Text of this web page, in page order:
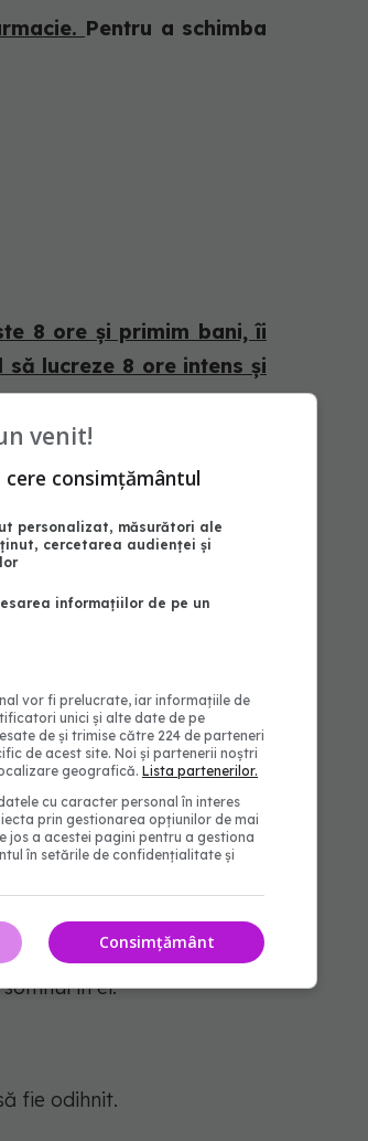
Pentru a schimba
8 ore și primim bani, îi
lucreze 8 ore intens și
naturii. Acolo avem apă,
și să trăim pentru el.
ai început să înțelegi
nu e bun de nimic.
el... Nu e bun nici de lucru,
în el.
fie odihnit.
venit!
cere consimțământul
personalizat, măsurători ale
cercetarea audienței și
informațiilor de pe un
vor fi prelucrate, iar informațiile de
unici și alte date de pe
de și trimise către 224 de parteneri
de acest site. Noi și partenerii noștri
geografică. Lista partenerilor.
cu caracter personal în interes
prin gestionarea opțiunilor de mai
jos a acestei pagini pentru a gestiona
în setările de confidențialitate și
Consimțământ